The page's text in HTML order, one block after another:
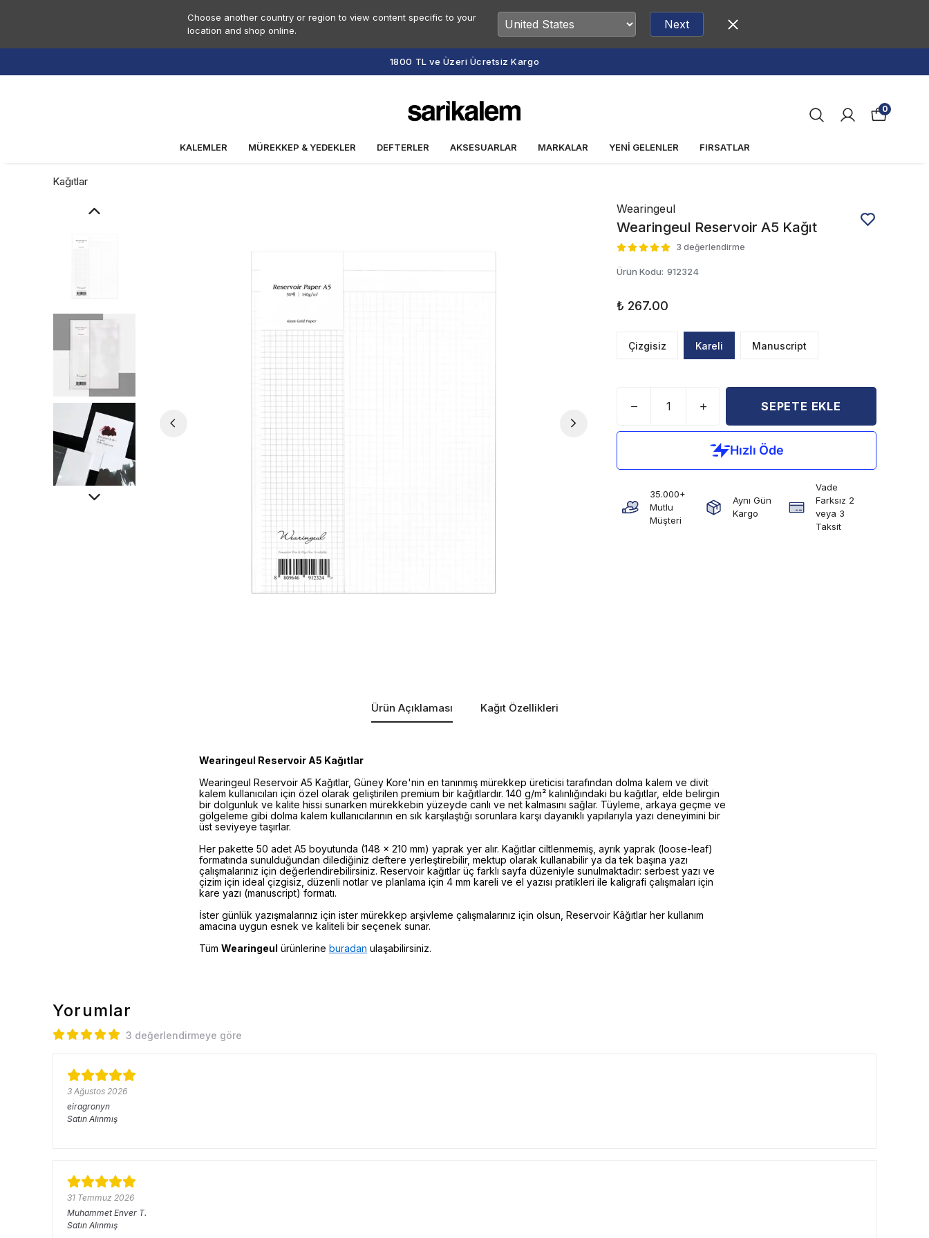
Choose another country or region to view content specific to your
location and shop online.
Next
Vade Farksız 2 veya 3 Taksit Fırsatı
KALEMLER MÜREKKEP & YEDEKLER DEFTERLER AKSESUARLAR MARKALAR YENİ GELENLER FIRSATLAR
0
Kağıtlar
Wearingeul
Wearingeul Reservoir A5 Kağıt
3 değerlendirme
Ürün Kodu: 912324
₺ 267.00
Çizgisiz Kareli Manuscript
SEPETE EKLE
35.000+
Mutlu
Müşteri
Aynı Gün
Kargo
Vade
Farksız 2
veya 3
Taksit
Ürün Açıklaması Kağıt Özellikleri
Wearingeul Reservoir A5 Kağıtlar
Wearingeul Reservoir A5 Kağıtlar, Güney Kore'nin en tanınmış mürekkep üreticisi tarafından dolma kalem ve divit
kalem kullanıcıları için özel olarak geliştirilen premium bir kağıtlardır. 140 g/m² kalınlığındaki bu kağıtlar, elde belirgin
bir dolgunluk ve kalite hissi sunarken mürekkebin yüzeyde canlı ve net kalmasını sağlar. Tüyleme, arkaya geçme ve
gölgeleme gibi dolma kalem kullanıcılarının en sık karşılaştığı sorunlara karşı dayanıklı yapılarıyla yazı deneyimini bir
üst seviyeye taşırlar.
Her pakette 50 adet A5 boyutunda (148 x 210 mm) yaprak yer alır. Kağıtlar ciltlenmemiş, ayrık yaprak (loose-leaf)
formatında sunulduğundan dilediğiniz deftere yerleştirebilir, mektup olarak kullanabilir ya da tek başına yazı
çalışmalarınız için değerlendirebilirsiniz. Reservoir kağıtlar üç farklı sayfa düzeniyle sunulmaktadır: serbest yazı ve
çizim için ideal çizgisiz, düzenli notlar ve planlama için 4 mm kareli ve el yazısı pratikleri ile kaligrafi çalışmaları için
kare yazı (manuscript) formatı.
İster günlük yazışmalarınız için ister mürekkep arşivleme çalışmalarınız için olsun, Reservoir Kâğıtlar her kullanım
amacına uygun esnek ve kaliteli bir seçenek sunar.
Tüm Wearingeul ürünlerine buradan ulaşabilirsiniz.
Yorumlar
3 değerlendirmeye göre
3 Ağustos 2026
eiragronyn
Satın Alınmış
31 Temmuz 2026
Muhammet Enver T.
Satın Alınmış